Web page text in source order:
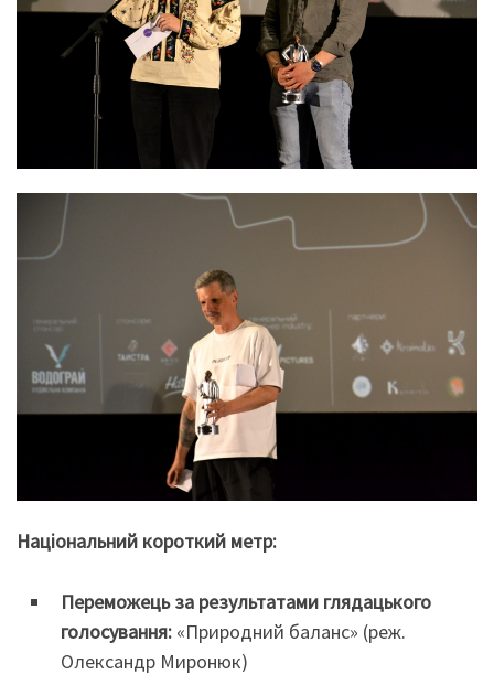
Національний короткий метр:
Переможець за результатами глядацького
голосування: «Природний баланс» (реж.
Олександр Миронюк)